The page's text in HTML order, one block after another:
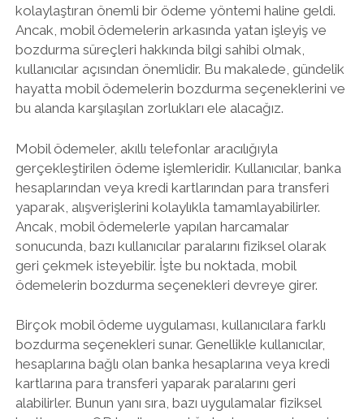
kolaylaştıran önemli bir ödeme yöntemi haline geldi.
Ancak, mobil ödemelerin arkasında yatan işleyiş ve
bozdurma süreçleri hakkında bilgi sahibi olmak,
kullanıcılar açısından önemlidir. Bu makalede, gündelik
hayatta mobil ödemelerin bozdurma seçeneklerini ve
bu alanda karşılaşılan zorlukları ele alacağız.
Mobil ödemeler, akıllı telefonlar aracılığıyla
gerçekleştirilen ödeme işlemleridir. Kullanıcılar, banka
hesaplarından veya kredi kartlarından para transferi
yaparak, alışverişlerini kolaylıkla tamamlayabilirler.
Ancak, mobil ödemelerle yapılan harcamalar
sonucunda, bazı kullanıcılar paralarını fiziksel olarak
geri çekmek isteyebilir. İşte bu noktada, mobil
ödemelerin bozdurma seçenekleri devreye girer.
Birçok mobil ödeme uygulaması, kullanıcılara farklı
bozdurma seçenekleri sunar. Genellikle kullanıcılar,
hesaplarına bağlı olan banka hesaplarına veya kredi
kartlarına para transferi yaparak paralarını geri
alabilirler. Bunun yanı sıra, bazı uygulamalar fiziksel